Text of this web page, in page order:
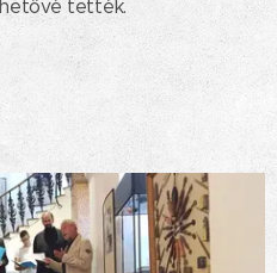
tették.